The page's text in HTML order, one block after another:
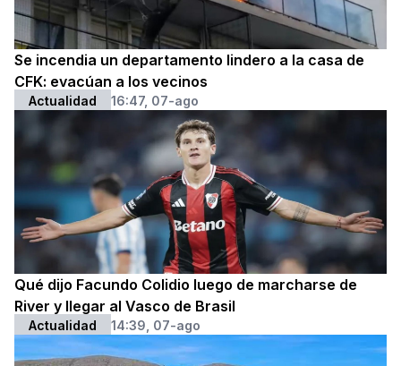
Se incendia un departamento lindero a la casa de
CFK: evacúan a los vecinos
Actualidad 16:47, 07-ago
Qué dijo Facundo Colidio luego de marcharse de
River y llegar al Vasco de Brasil
Actualidad 14:39, 07-ago